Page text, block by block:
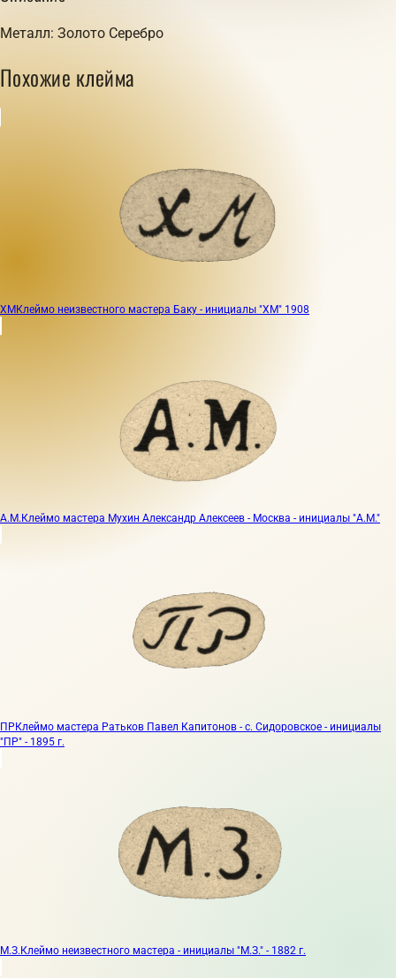
Металл: Золото Серебро
Похожие клейма
ХМКлеймо неизвестного мастера Баку - инициалы "ХМ" 1908
А.М.Клеймо мастера Мухин Александр Алексеев - Москва - инициалы "А.М."
ПРКлеймо мастера Ратьков Павел Капитонов - с. Сидоровское - инициалы
"ПР" - 1895 г.
М.З.Клеймо неизвестного мастера - инициалы "М.З." - 1882 г.